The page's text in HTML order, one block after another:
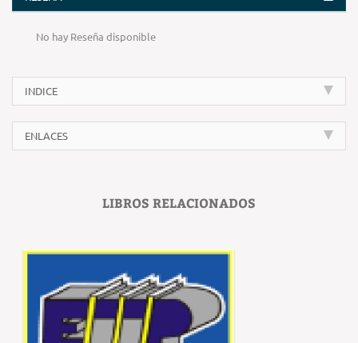
No hay Reseña disponible
INDICE
ENLACES
LIBROS RELACIONADOS